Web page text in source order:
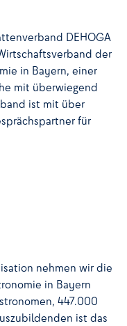
DEHOGA
der
in Bayern, einer
mit überwiegend
ist mit über
für
nehmen wir die
in Bayern
447.000
ist das